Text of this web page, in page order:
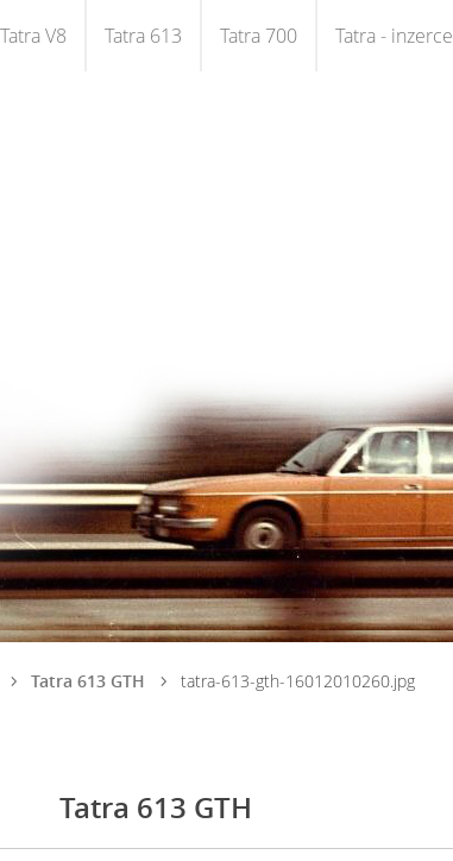
V8 Tatra 613 Tatra 700 Tatra - inzerce
Tatra 613 GTH tatra-613-gth-16012010260.jpg
Tatra 613 GTH